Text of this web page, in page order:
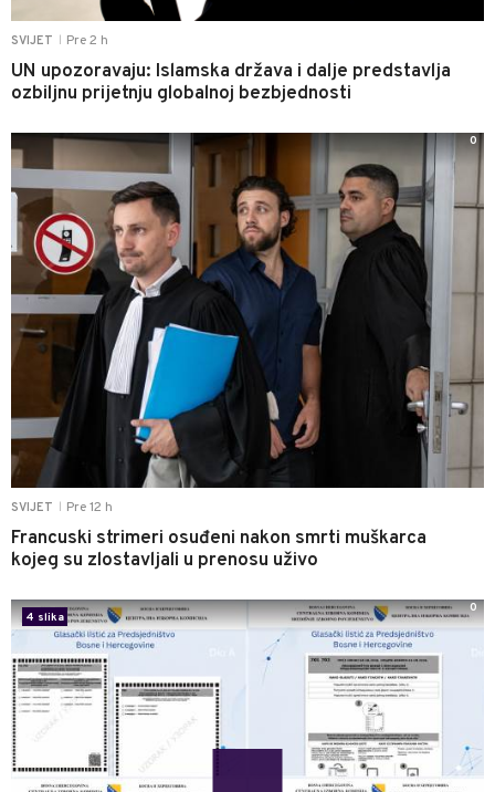
SVIJET Pre 2 h
UN upozoravaju: Islamska država i dalje predstavlja
ozbiljnu prijetnju globalnoj bezbjednosti
SVIJET Pre 12 h
Francuski strimeri osuđeni nakon smrti muškarca
kojeg su zlostavljali u prenosu uživo
0
4 slika
0